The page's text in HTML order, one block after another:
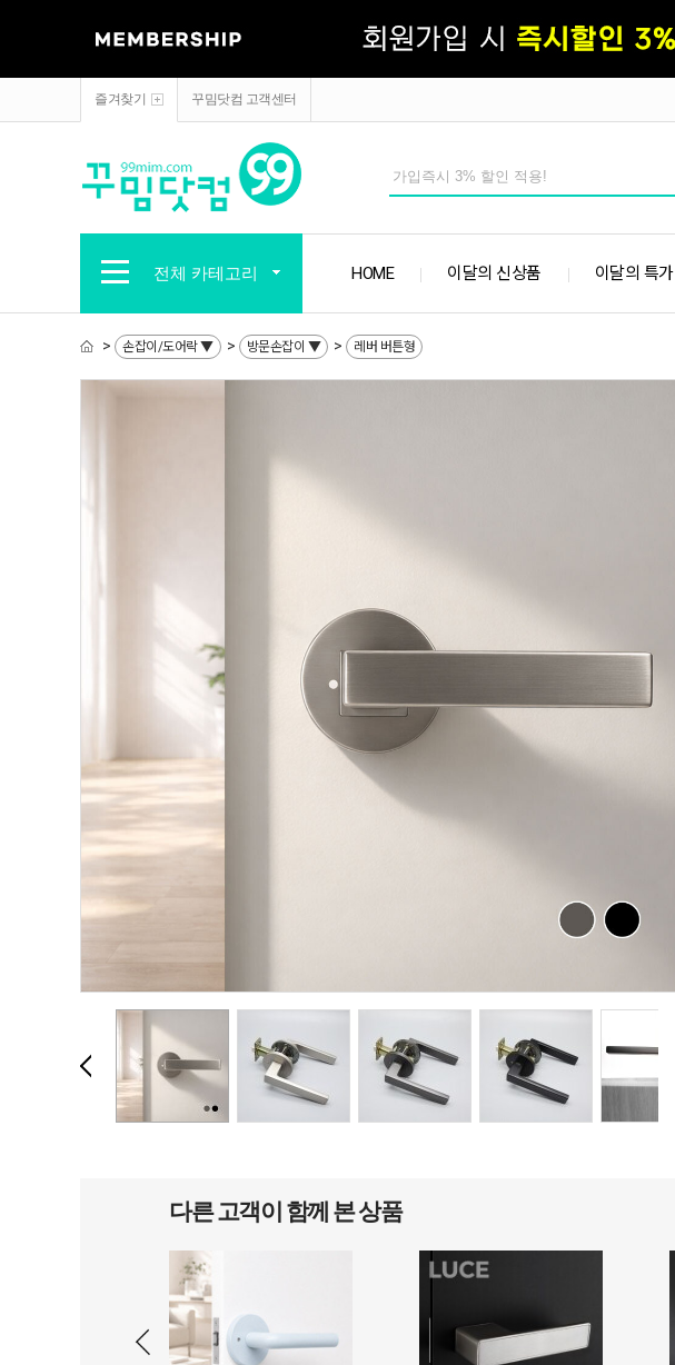
즐겨찾기 꾸밈닷컴 고객센터
전체 카테고리 HOME 이달의 신상품 이달의 특가
> 손잡이/도어락 ▼ > 방문손잡이 ▼ > 레버 버튼형
다른 고객이 함께 본 상품